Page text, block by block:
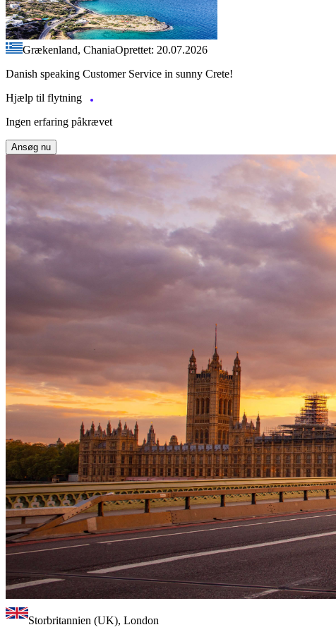
Grækenland, ChaniaOprettet: 20.07.2026
Danish speaking Customer Service in sunny Crete!
Hjælp til flytning
Ingen erfaring påkrævet
Ansøg nu
Storbritannien (UK), London